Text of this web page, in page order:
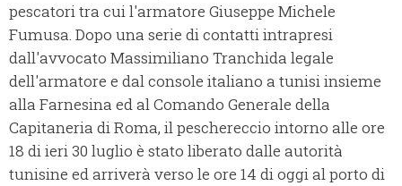
pescatori tra cui l'armatore Giuseppe Michele
Fumusa. Dopo una serie di contatti intrapresi
dall'avvocato Massimiliano Tranchida legale
dell'armatore e dal console italiano a tunisi insieme
alla Farnesina ed al Comando Generale della
Capitaneria di Roma, il peschereccio intorno alle ore
18 di ieri 30 luglio è stato liberato dalle autorità
tunisine ed arriverà verso le ore 14 di oggi al porto di